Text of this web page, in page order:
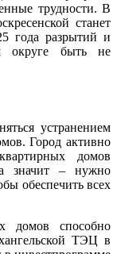
трудности. В
станет
года разрытий и
округе быть не
устранением
Город активно
домов
значит – нужно
обеспечить всех
домов способно
ТЭЦ в